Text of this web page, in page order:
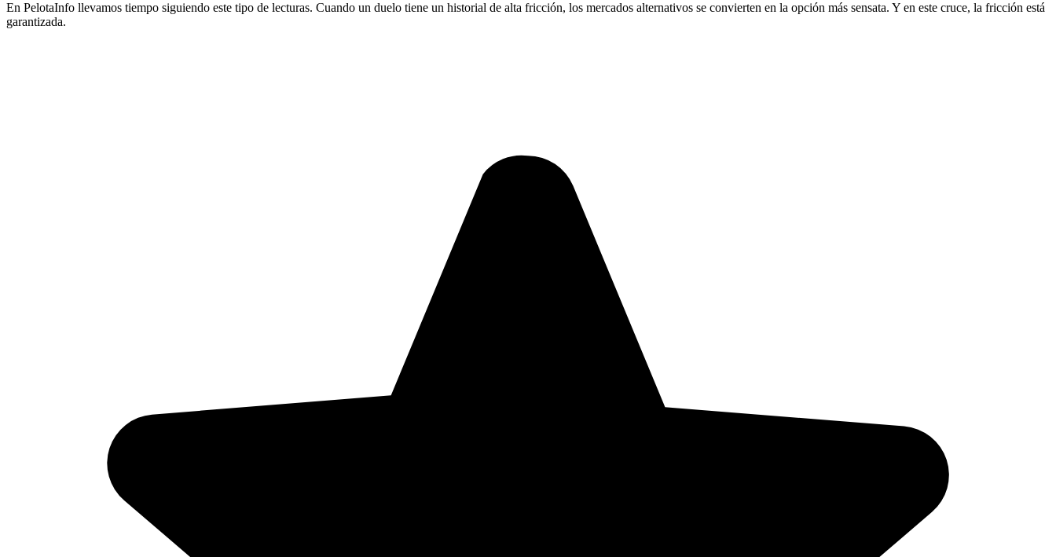
En PelotaInfo llevamos tiempo siguiendo este tipo de lecturas. Cuando un duelo tiene un historial de alta fricción, los mercados alternativos se convierten en la opción más sensata. Y en este cruce, la fricción está
garantizada.